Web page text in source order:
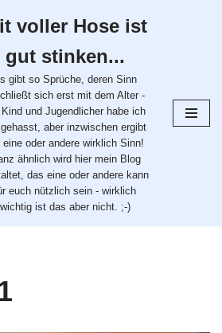
voller Hose ist
gut stinken...
gibt so Sprüche, deren Sinn
sich erst mit dem Alter -
und Jugendlicher habe ich
aber inzwischen ergibt
eine oder andere wirklich Sinn!
ähnlich wird hier mein Blog
das eine oder andere kann
euch nützlich sein - wirklich
wichtig ist das aber nicht. ;-)